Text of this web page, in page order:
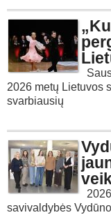
2026 metų Lietuvos
svarbiausių
savivaldybės